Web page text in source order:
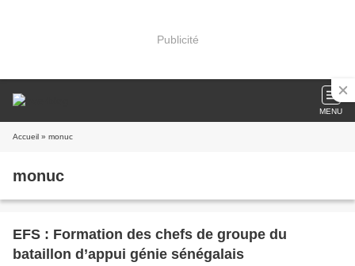
Publicité
MENU
Accueil » monuc
monuc
EFS : Formation des chefs de groupe du
bataillon d’appui génie sénégalais